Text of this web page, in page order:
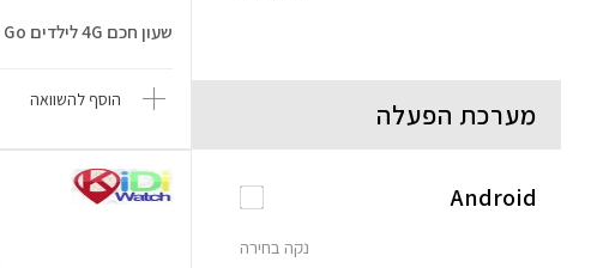
שעון חכם 4G לילדים Kidi Go
הוסף להשוואה מערכת הפעלה
Android
נקה בחירה